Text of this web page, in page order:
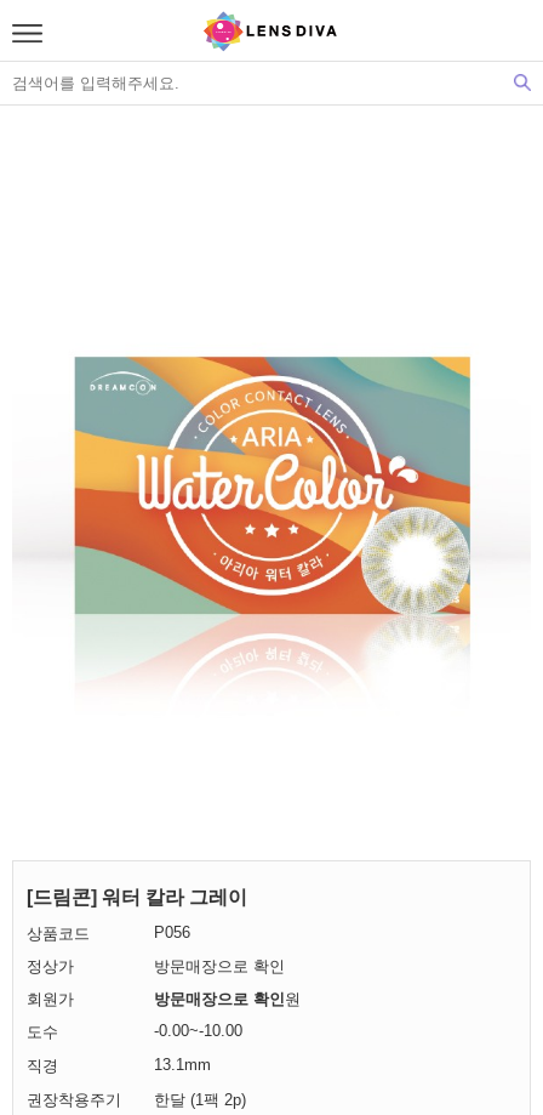
[드림콘] 워터 칼라 그레이
상품코드
P056
정상가
방문매장으로 확인
회원가
방문매장으로 확인원
도수
-0.00~-10.00
직경
13.1mm
권장착용주기
한달 (1팩 2p)